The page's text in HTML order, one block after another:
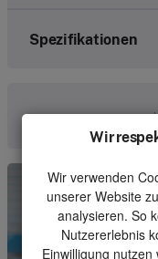
Spezifikationen
Artikelnummer
Einheit
Mindestbestellmenge
Wir
Wir verwenden
unserer Website
analysieren. So
Nutzererlebnis
Einwilligung